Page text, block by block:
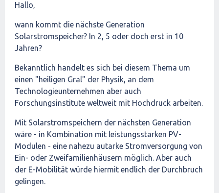
Hallo,
wann kommt die nächste Generation
Solarstromspeicher? In 2, 5 oder doch erst in 10
Jahren?
Bekanntlich handelt es sich bei diesem Thema um
einen "heiligen Gral" der Physik, an dem
Technologieunternehmen aber auch
Forschungsinstitute weltweit mit Hochdruck arbeiten.
Mit Solarstromspeichern der nächsten Generation
wäre - in Kombination mit leistungsstarken PV-
Modulen - eine nahezu autarke Stromversorgung von
Ein- oder Zweifamilienhäusern möglich. Aber auch
der E-Mobilität würde hiermit endlich der Durchbruch
gelingen.